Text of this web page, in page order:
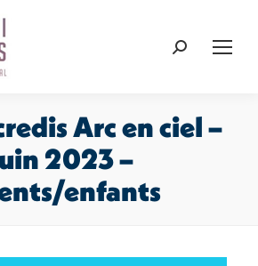
Recherche
Arc en ciel –
2023 –
enfants